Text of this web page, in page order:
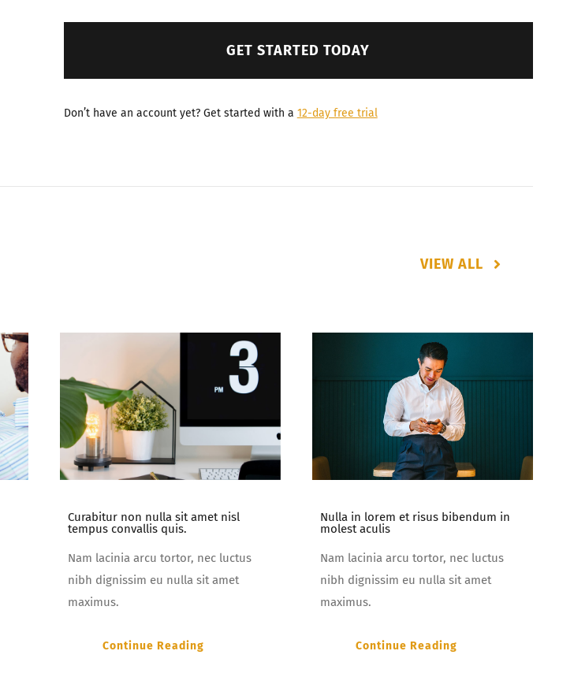
GET STARTED TODAY
Don’t have an account yet? Get started with a 12-day free trial
VIEW ALL
Curabitur non nulla sit amet nisl
tempus convallis quis.
Nam lacinia arcu tortor, nec luctus
nibh dignissim eu nulla sit amet
maximus.
Continue Reading
Nulla in lorem et risus bibendum in
molest aculis
Nam lacinia arcu tortor, nec luctus
nibh dignissim eu nulla sit amet
maximus.
Continue Reading